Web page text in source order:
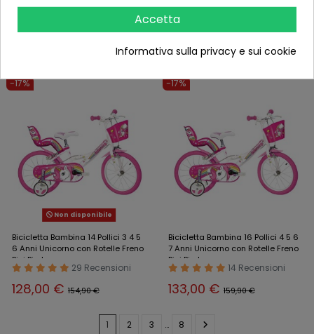
Ten
Bici Bimba
107,00 €
-17%
Non disponibile
Bicicletta Bambina 14 Pollici 3 4 5
6 Anni Unicorno con Rotelle Freno
Bici Bimba
29 Recensioni
128,00 € 154,90 €
-17%
Bicicletta Bambina 16 Pollici 4 5 6
7 Anni Unicorno con Rotelle Freno
Bici Bimba
14 Recensioni
133,00 € 159,90 €
1 2 3 … 8
Accetta
Informativa sulla privacy e sui cookie